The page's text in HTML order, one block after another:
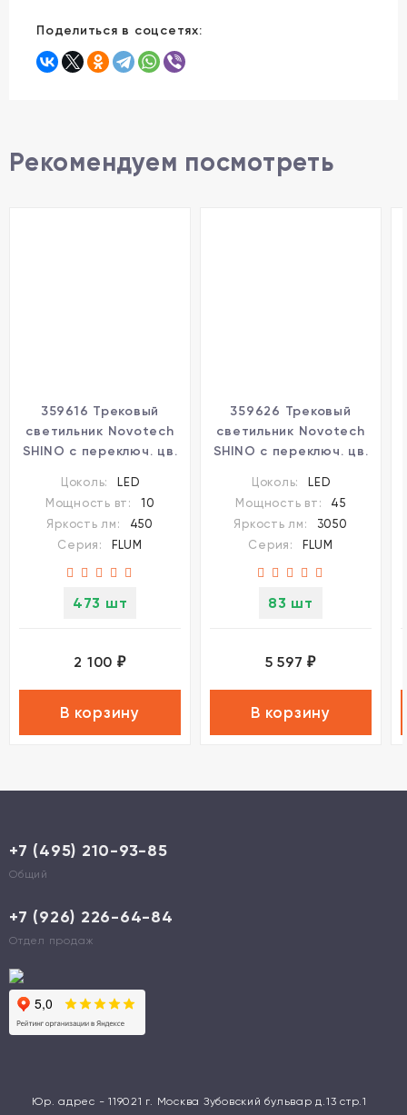
Поделиться в соцсетях:
Рекомендуем посмотреть
359616 Трековый
светильник Novotech
SHINO с переключ. цв.
Lm450
3000К\4000К\6000К
10W 48V FLUM
Цоколь:
LED
Мощность вт:
10
Яркость лм:
450
Серия:
FLUM
473 шт
2 100 ₽
В корзину
359626 Трековый
светильник Novotech
SHINO с переключ. цв.
Lm3050
3000К\4000К\6000К
45W 48V FLUM
Цоколь:
LED
Мощность вт:
45
Яркость лм:
3050
Серия:
FLUM
83 шт
5 597₽
В корзину
+7 (495) 210-93-85
Общий
+7 (926) 226-64-84
Отдел продаж
Юр. адрес - 119021 г. Москва Зубовский бульвар д.13 стр.1